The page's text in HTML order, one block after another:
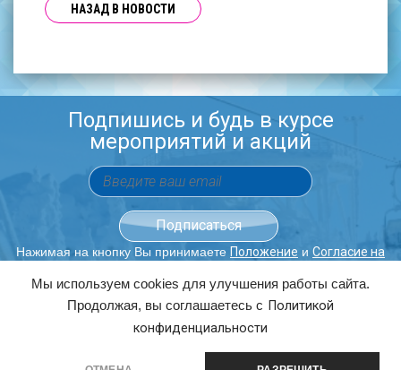
Мы используем cookies для улучшения работы сайта.
Продолжая, вы соглашаетесь с Политикой
конфиденциальности
НАЗАД В НОВОСТИ
Подпишись и будь в курсе
мероприятий и акций
Нажимая на кнопку Вы принимаете Положение и Согласие на
3630080@URAL.SKI